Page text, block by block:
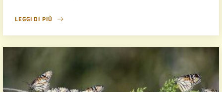
LEGGI DI PIÙ